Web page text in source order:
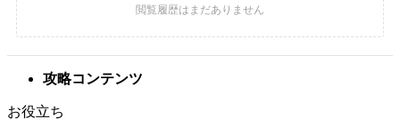
攻略コンテンツ
お役立ち